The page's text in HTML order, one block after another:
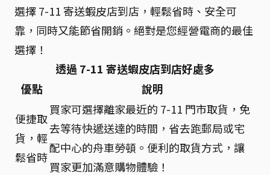
選擇 7-11 寄送蝦皮店到店，輕鬆省時、安全可
靠，同時又能節省開銷。絕對是您經營電商的最佳
選擇！
透過 7-11 寄送蝦皮店到店好處多
優點
說明
便捷取
貨，輕
鬆省時
買家可選擇離家最近的 7-11 門市取貨，免
去等待快遞送達的時間，省去跑郵局或宅
配中心的舟車勞頓。便利的取貨方式，讓
買家更加滿意購物體驗！